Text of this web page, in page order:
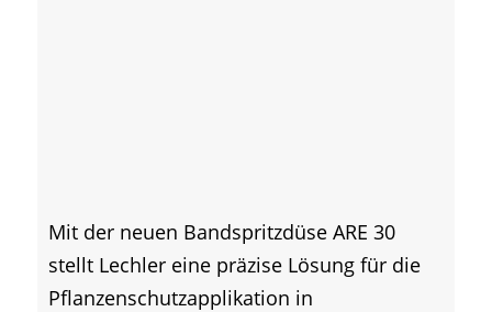
Mit der neuen Bandspritzdüse ARE 30
stellt Lechler eine präzise Lösung für die
Pflanzenschutzapplikation in